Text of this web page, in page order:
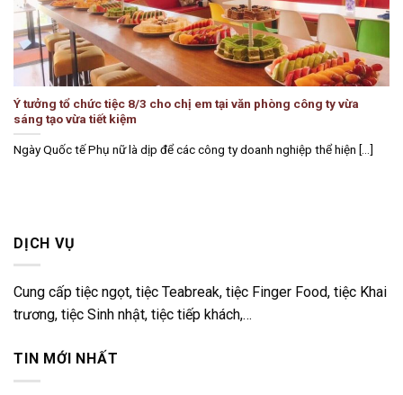
Ý tưởng tổ chức tiệc 8/3 cho chị em tại văn phòng công ty vừa
sáng tạo vừa tiết kiệm
Ngày Quốc tế Phụ nữ là dịp để các công ty doanh nghiệp thể hiện [...]
DỊCH VỤ
Cung cấp tiệc ngọt, tiệc Teabreak, tiệc Finger Food, tiệc Khai
trương, tiệc Sinh nhật, tiệc tiếp khách,…
TIN MỚI NHẤT